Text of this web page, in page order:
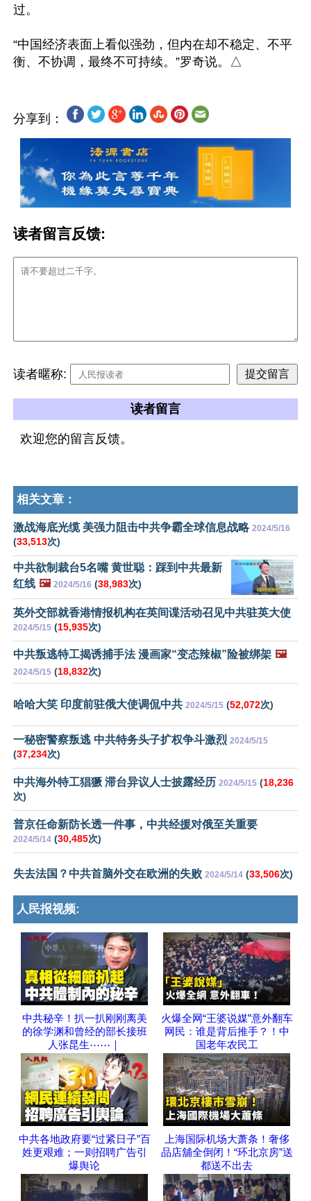
过。
“中国经济表面上看似强劲，但内在却不稳定、不平
分享到：
读者留言反馈:
读者暱称:
读者留言
欢迎您的留言反馈。
相关文章：
激战海底光缆 美强力阻击中共争霸全球信息战略 2024/5/16
(33,513次)
中共欲制裁台5名嘴 黄世聪：踩到中共最新
红线 🖼️ 2024/5/16 (38,983次)
英外交部就香港情报机构在英间谍活动召见中共驻英大使
2024/5/15 (15,935次)
中共叛逃特工揭诱捕手法 漫画家“变态辣椒”险被绑架 🖼️
2024/5/15 (18,832次)
哈哈大笑 印度前驻俄大使调侃中共 2024/5/15 (52,072次)
一秘密警察叛逃 中共特务头子扩权争斗激烈 2024/5/15
(37,234次)
中共海外特工猖獗 滞台异议人士披露经历 2024/5/15 (18,236
次)
普京任命新防长透一件事，中共经援对俄至关重要
2024/5/14 (30,485次)
失去法国？中共首脑外交在欧洲的失败 2024/5/14 (33,506次)
人民报视频:
中共秘辛！扒一扒刚刚离美
的徐学渊和曾经的部长接班
人张昆生⋯⋯｜
火爆全网“王婆说媒”意外翻车
网民：谁是背后推手？！中
国老年农民工
中共各地政府要“过紧日子”百
姓更艰难；一则招聘广告引
爆舆论
上海国际机场大萧条！奢侈
品店舖全倒闭！“环北京房”送
都送不出去